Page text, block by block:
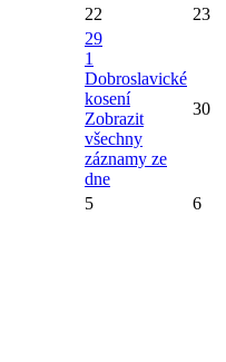
22 23
29
1
Dobroslavické
kosení
Zobrazit
všechny
záznamy ze
dne
30
5 6